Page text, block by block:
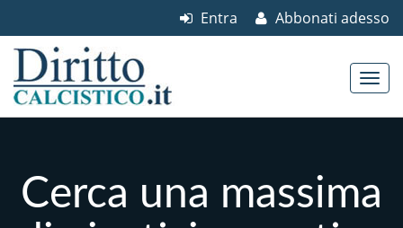
Abbonati adesso
Entra
Cerca una massima